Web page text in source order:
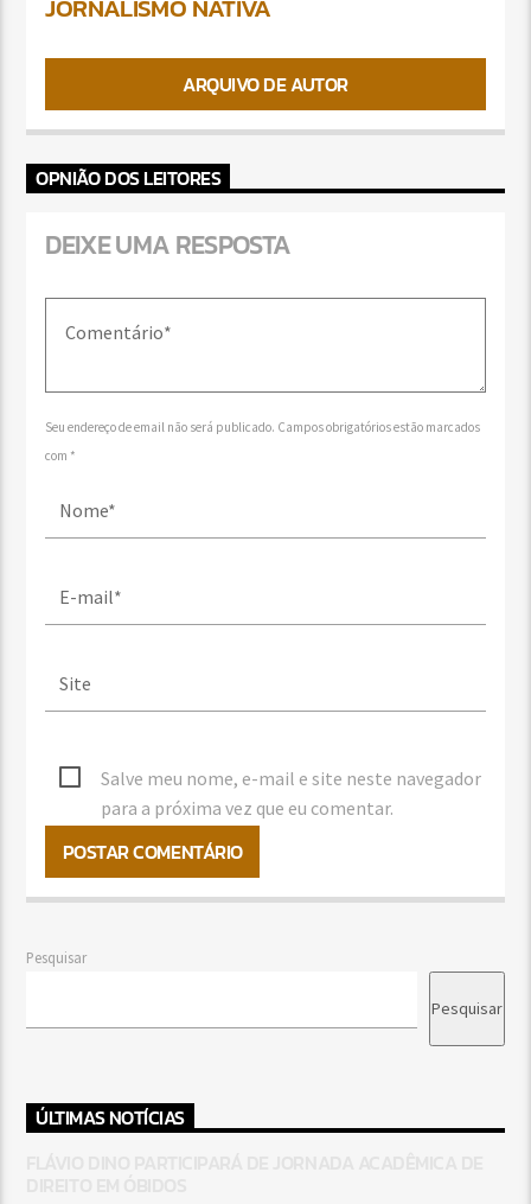
JORNALISMO NATIVA
ARQUIVO DE AUTOR
OPNIÃO DOS LEITORES
DEIXE UMA RESPOSTA
Seu endereço de email não será publicado. Campos obrigatórios estão marcados
com *
Salve meu nome, e-mail e site neste navegador
para a próxima vez que eu comentar.
Pesquisar
Pesquisar
ÚLTIMAS NOTÍCIAS